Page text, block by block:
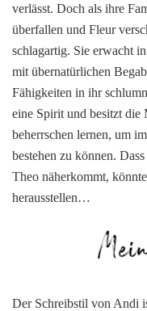
verlässt. Doch als ihre
überfallen und Fleur
schlagartig. Sie erwacht
mit übernatürlichen
Fähigkeiten in ihr
eine Spirit und besitzt die
beherrschen lernen, um
bestehen zu können.
Theo näherkommt,
herausstellen…
Der Schreibstil von Andi